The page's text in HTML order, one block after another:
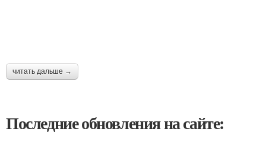
читать дальше →
Последние обновления на сайте: